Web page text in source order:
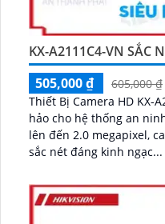
KX-A2111C4-VN SẮC
505,000 ₫
605,000 ₫
Thiết Bị Camera HD KX-
hảo cho hệ thống an ninh của bạn.
lên đến 2.0 megapixel,
sắc nét đáng kinh ngạc...